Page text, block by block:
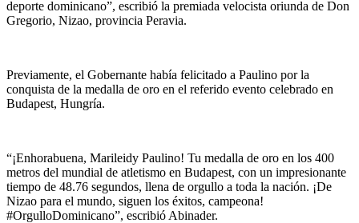
deporte dominicano”, escribió la premiada velocista oriunda de Don
Gregorio, Nizao, provincia Peravia.
Previamente, el Gobernante había felicitado a Paulino por la
conquista de la medalla de oro en el referido evento celebrado en
Budapest, Hungría.
“¡Enhorabuena, Marileidy Paulino! Tu medalla de oro en los 400
metros del mundial de atletismo en Budapest, con un impresionante
tiempo de 48.76 segundos, llena de orgullo a toda la nación. ¡De
Nizao para el mundo, siguen los éxitos, campeona!
#OrgulloDominicano”, escribió Abinader.